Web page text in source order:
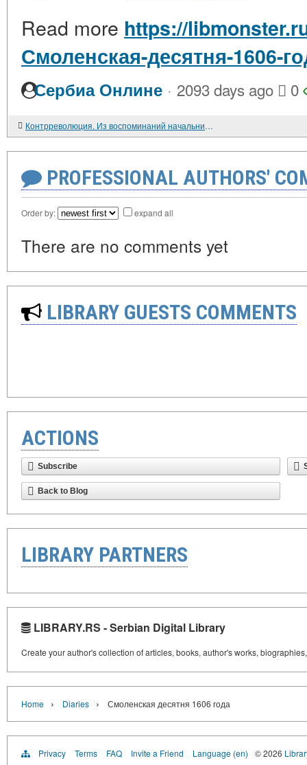
Read more https://
Смоленская-десятня-1606-
Сербиа Онлине · 2093 days ago 0
Контрреволюция. Из воспоминаний начальника Отдела пропаганды "Добровольческой армии"
PROFESSIONAL AUTHORS'
Order by: expand all
There are no comments yet
LIBRARY GUESTS COMMENTS
ACTIONS
Subscribe
Back to Blog
LIBRARY PARTNERS
LIBRARY.RS - Serbian Digital Library
Create your author's collection of articles, books, author's works,
Home › Diaries › Смоленская десятня 1606 года
Privacy Terms FAQ Invite a Friend Language (en) © 2026